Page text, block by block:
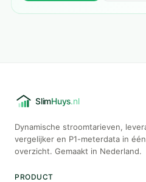
Dynamische stroomtarieven,
vergelijker en P1-meterdata in één
overzicht. Gemaakt in Nederland.
PRODUCT